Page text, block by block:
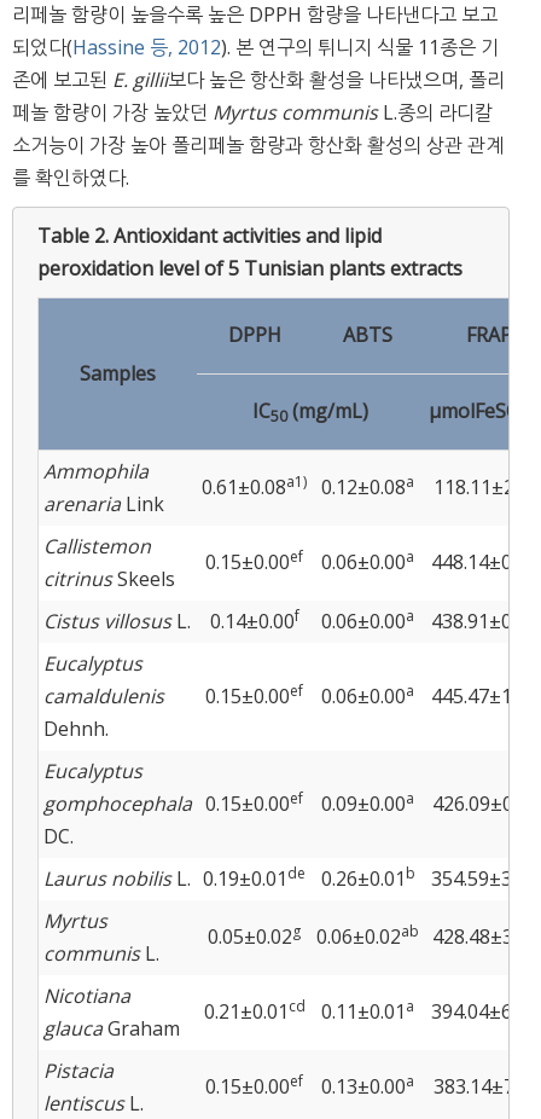
리페놀 함량이 높을수록 높은 DPPH 함량을 나타낸다고 보고
되었다(Hassine 등, 2012). 본 연구의 튀니지 식물 11종은 기
존에 보고된 E. gillii보다 높은 항산화 활성을 나타냈으며, 폴리
페놀 함량이 가장 높았던 Myrtus communisL.종의 라디칼
소거능이 가장 높아 폴리페놀 함량과 항산화 활성의 상관 관계
를 확인하였다.
Table 2.Antioxidant activities and lipid
peroxidation level of 5 Tunisian plants extracts
Samples
DPPH ABTS FRAP
IC50(mg/mL) μmolFeSO
Ammophila
arenariaLink
0.61±0.08a1) 0.12±0.08a 118.11±2.88
Callistemon
citrinusSkeels
0.15±0.00ef 0.06±0.00a 448.14±0.75
Cistus villosusL. 0.14±0.00f 0.06±0.00a 438.91±0.36
Eucalyptus
camaldulenis
Dehnh.
0.15±0.00ef 0.06±0.00a 445.47±1.41
Eucalyptus
gomphocephala
DC.
0.15±0.00ef 0.09±0.00a 426.09±0.54
Laurus nobilisL. 0.19±0.01 de 0.26±0.01 b 354.59±3.26
Myrtus
communisL.
0.05±0.02g 0.06±0.02ab 428.48±3.91
Nicotiana
glaucaGraham
0.21±0.01 cd 0.11±0.01 a 394.04±6.00
Pistacia
lentiscusL.
0.15±0.00ef 0.13±0.00a 383.14±7.00